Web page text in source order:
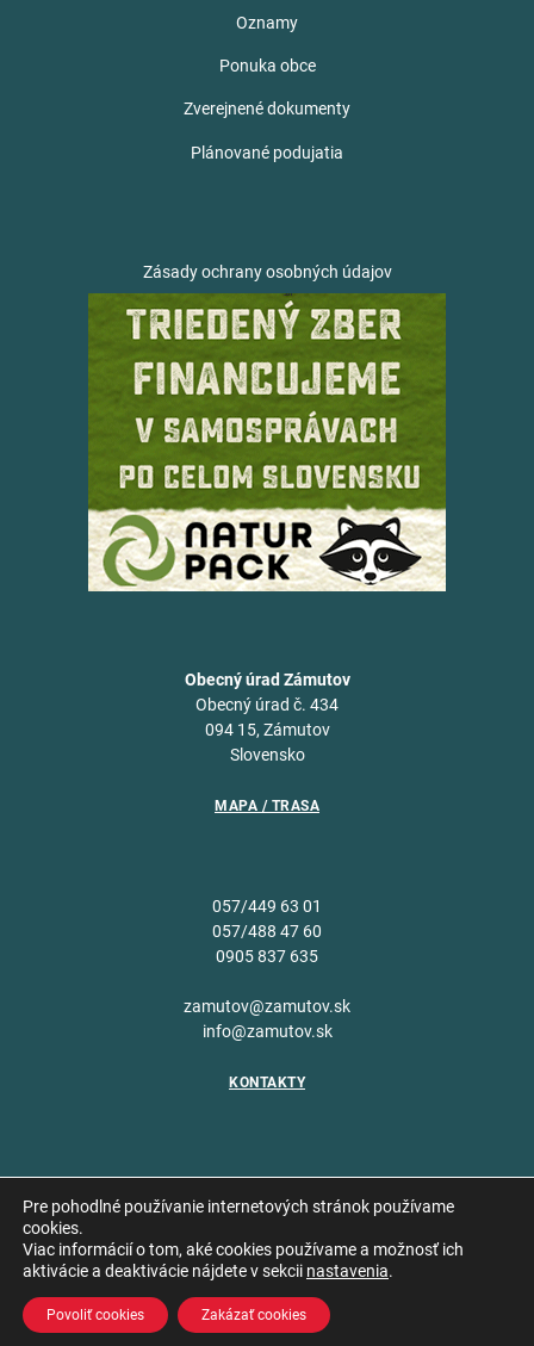
Oznamy
Ponuka obce
Zverejnené dokumenty
Plánované podujatia
Zásady ochrany osobných údajov
Obecný úrad Zámutov
Obecný úrad č. 434
094 15, Zámutov
Slovensko
MAPA / TRASA
057/449 63 01
057/488 47 60
0905 837 635
zamutov@zamutov.sk
info@zamutov.sk
KONTAKTY
Copyright © 2026 Obec
Pre pohodlné používanie internetových stránok používame
cookies.
Viac informácií o tom, aké cookies používame a možnosť ich
aktivácie a deaktivácie nájdete v sekcii nastavenia.
Povoliť cookies Zakázať cookies